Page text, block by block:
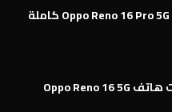
مواصفات وميزات هاتف Oppo Reno 16 5G